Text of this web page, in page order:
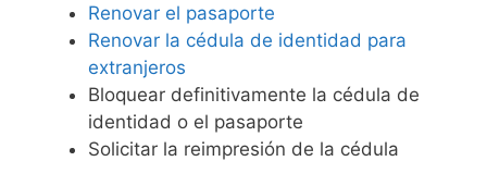
Renovar el pasaporte
Renovar la cédula de identidad para
extranjeros
Bloquear definitivamente la cédula de
identidad o el pasaporte
Solicitar la reimpresión de la cédula